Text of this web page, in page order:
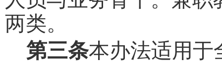
两类。
第三条本办法适用于